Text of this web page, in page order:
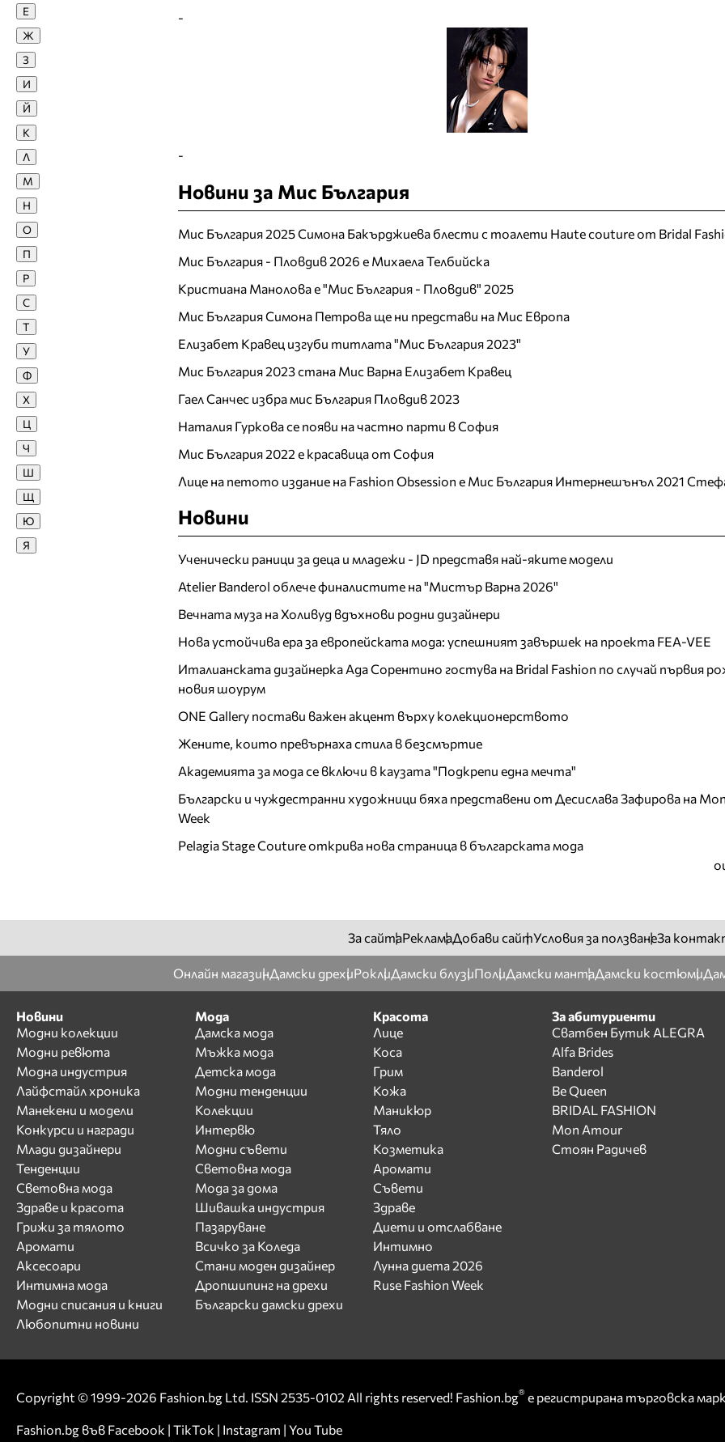
-
-
Новини за Мис България
Мис България 2025 Симона Бакърджиева блести с тоалети Haute couture от Bridal
Мис България - Пловдив 2026 е Михаела Телбийска
Кристиана Манолова е "Мис България - Пловдив" 2025
Мис България Симона Петрова ще ни представи на Мис Европа
Елизабет Кравец изгуби титлата "Мис България 2023"
Мис България 2023 стана Мис Варна Елизабет Кравец
Гаел Санчес избра мис България Пловдив 2023
Наталия Гуркова се появи на частно парти в София
Мис България 2022 е красавица от София
Лице на петото издание на Fashion Obsession е Мис България Интернешънъл 2021
Новини
Ученически раници за деца и младежи - JD представя най-яките модели
Atelier Banderol облече финалистите на "Мистър Варна 2026"
Вечната муза на Холивуд вдъхнови родни дизайнери
Нова устойчива ера за европейската мода: успешният завършек на проекта FEA-VEE
Италианската дизайнерка Ада Сорентино гостува на Bridal Fashion по случай първия
новия шоурум
ONE Gallery постави важен акцент върху колекционерството
Жените, които превърнаха стила в безсмъртие
Академията за мода се включи в каузата "Подкрепи една мечта"
Български и чуждестранни художници бяха представени от Десислава Зафирова на
Week
Pelagia Stage Couture открива нова страница в българската мода
Диан Христов
Диана Иванчева
Диана Якубовска
Диди Стоянова
Диляна Попова
Доротея Янева
Е
Екатерина Дунева
Елена Ангелова
Елена Караколева
Елена Кучкова
Елена Тихомирова
Елеонора Манчева
Елина Георгиева
Елица Любенова
Ж
Жана
Жасмина Жекова
Жасмина Тошкова
З
Зара
Златка Димитрова
И
Ива Атанасова
Л
Лазарина Делина
ЛиЛана
Лъчезар Иванов
М
Магдалина Вълчанова
Маги Желязкова
Мариана Маринова
Мариела
Мария Вълчева
Мария Митева
Мариян Кюрпанов
Мартин Иванов
Мартина Славчева
Мира Симеонова
Мирела Тракийска
Нанси Карабойчева
Наталия Гуркова
Е
Ж
З
И
Й
К
Л
М
Н
О
П
Р
С
Т
У
Ф
Х
Ц
Ч
Ш
Щ
Ю
Я
За сайтаРекламаДобави сайтУсловия за ползванеЗа
Онлайн магазинДамски дрехиРоклиДамски блузиПолиДамски мантаДамски костюми
Новини
Модни колекции
Модни ревюта
Модна индустрия
Лайфстайл хроника
Манекени и модели
Конкурси и награди
Млади дизайнери
Тенденции
Световна мода
Здраве и красота
Грижи за тялото
Аромати
Аксесоари
Интимна мода
Модни списания и книги
Любопитни новини
Мода
Дамска мода
Мъжка мода
Детска мода
Модни тенденции
Колекции
Интервю
Модни съвети
Световна мода
Мода за дома
Шивашка индустрия
Пазаруване
Всичко за Коледа
Стани моден дизайнер
Дропшипинг на дрехи
Български дамски дрехи
Красота
Лице
Коса
Грим
Кожа
Маникюр
Тяло
Козметика
Аромати
Съвети
Здраве
Диети и отслабване
Интимно
Лунна диета 2026
Ruse Fashion Week
За абитуриенти
Сватбен Бутик ALEGRA
Alfa Brides
Banderol
Be Queen
BRIDAL FASHION
Mon Amour
Стоян Радичев
Copyright © 1999-2026 Fashion.bg Ltd. ISSN 2535-0102 All rights reserved! Fashion.bg® е регистрирана търговска
Fashion.bg във Facebook | TikTok | Instagram | You Tube